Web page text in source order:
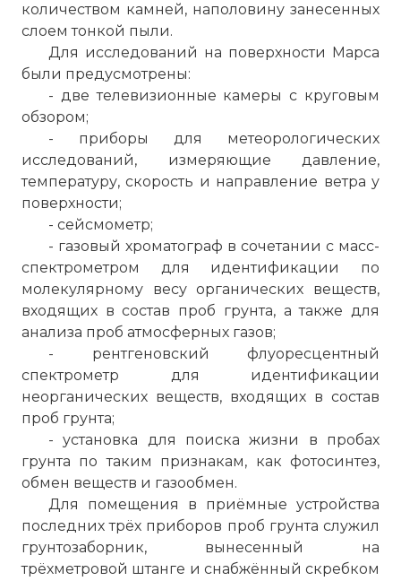
количеством камней, наполовину занесенных
слоем тонкой пыли.
Для исследований на поверхности Марса
были предусмотрены:
- две телевизионные камеры с круговым
обзором;
- приборы для метеорологических
исследований, измеряющие давление,
температуру, скорость и направление ветра у
поверхности;
- сейсмометр;
- газовый хроматограф в сочетании с масс-
спектрометром для идентификации по
молекулярному весу органических веществ,
входящих в состав проб грунта, а также для
анализа проб атмосферных газов;
- рентгеновский флуоресцентный
спектрометр для идентификации
неорганических веществ, входящих в состав
проб грунта;
- установка для поиска жизни в пробах
грунта по таким признакам, как фотосинтез,
обмен веществ и газообмен.
Для помещения в приёмные устройства
последних трёх приборов проб грунта служил
грунтозаборник, вынесенный на
трёхметровой штанге и снабжённый скребком